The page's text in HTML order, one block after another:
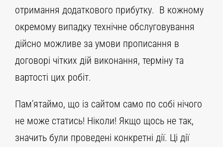
отримання додаткового прибутку. В кожному
окремому випадку технічне обслуговування
дійсно можливе за умови прописання в
договорі чітких дій виконання, терміну та
вартості цих робіт.
Пам’ятаймо, що із сайтом само по собі нічого
не може статись! Ніколи! Якщо щось не так,
значить були проведені конкретні дії. Ці дії